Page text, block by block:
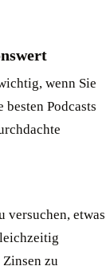
wenn Sie
Podcasts
versuchen, etwas
zu